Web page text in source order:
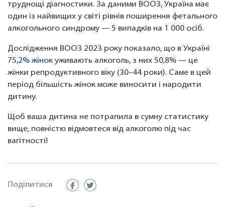
труднощі діагностики. За даними ВООЗ, Україна має
один із найвищих у світі рівнів поширення фетального
алкогольного синдрому — 5 випадків на 1 000 осіб.
Дослідження ВООЗ 2023 року показало, що в Україні
75,2% жінок уживають алкоголь, з них 50,8% — це
жінки репродуктивного віку (30–44 роки). Саме в цей
період більшість жінок може виносити і народити
дитину.
Щоб ваша дитина не потрапила в сумну статистику
вище, повністю відмовтеся від алкоголю під час
вагітності!
Поділитися